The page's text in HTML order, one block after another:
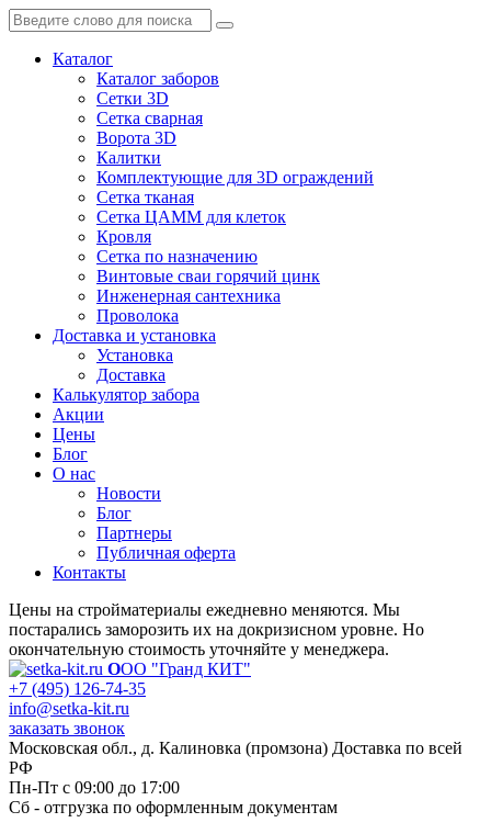
Каталог
Каталог заборов
Сетки 3D
Сетка сварная
Ворота 3D
Калитки
Комплектующие для 3D ограждений
Сетка тканая
Сетка ЦАММ для клеток
Кровля
Сетка по назначению
Винтовые сваи горячий цинк
Инженерная сантехника
Проволока
Доставка и установка
Установка
Доставка
Калькулятор забора
Акции
Цены
Блог
О нас
Новости
Блог
Партнеры
Публичная оферта
Контакты
Цены на стройматериалы ежедневно меняются. Мы
постарались заморозить их на докризисном уровне. Но
окончательную стоимость уточняйте у менеджера.
ООО "Гранд КИТ"
+7 (495) 126-74-35
info@setka-kit.ru
заказать звонок
Московская обл., д. Калиновка (промзона) Доставка по всей
РФ
Пн-Пт с 09:00 до 17:00
Сб - отгрузка по оформленным документам